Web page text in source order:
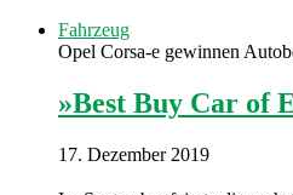
Fahrzeug
Opel Corsa-e gewinnen
»Best Buy Car of
17. Dezember 2019